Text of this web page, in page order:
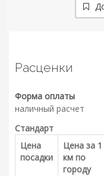
Расценки
Форма оплаты
наличный расчет
Стандарт
Цена
посадки
Цена за 1
км по
городу